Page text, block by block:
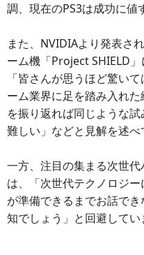
調、現在のPS3は成功に値
また、NVIDIAより発表さ
ーム機「Project SHIELD」
「皆さんが思うほど驚い
ーム業界に足を踏み入れ
を振り返れば同じような
難しい」などと見解を述べ
一方、注目の集まる次世
は、「次世代テクノロジ
が準備できるまでお話で
知でしょう」と回避してい